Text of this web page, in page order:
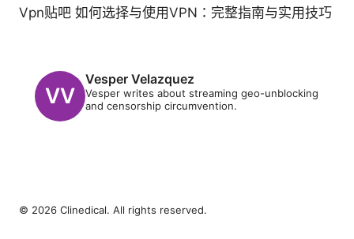
Vpn贴吧 如何选择与使用VPN：完整指南与实用技巧
Vesper Velazquez
Vesper writes about streaming geo-unblocking
and censorship circumvention.
© 2026 Clinedical. All rights reserved.